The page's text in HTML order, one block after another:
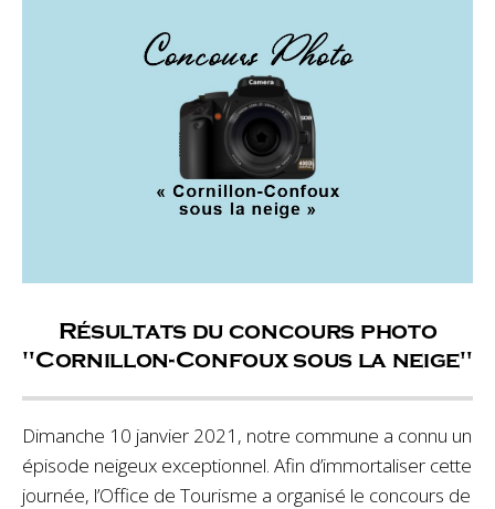
Résultats du concours photo
"Cornillon-Confoux sous la neige"
Dimanche 10 janvier 2021, notre commune a connu un
épisode neigeux exceptionnel. Afin d’immortaliser cette
journée, l’Office de Tourisme a organisé le concours de